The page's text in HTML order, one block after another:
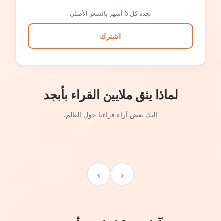
تجدد كل 6 أشهر بالسعر الأصلي
اشترك
لماذا يثق ملايين القراء بأبجد
إليك بعض آراء قراءنا حول العالم.
‹
›